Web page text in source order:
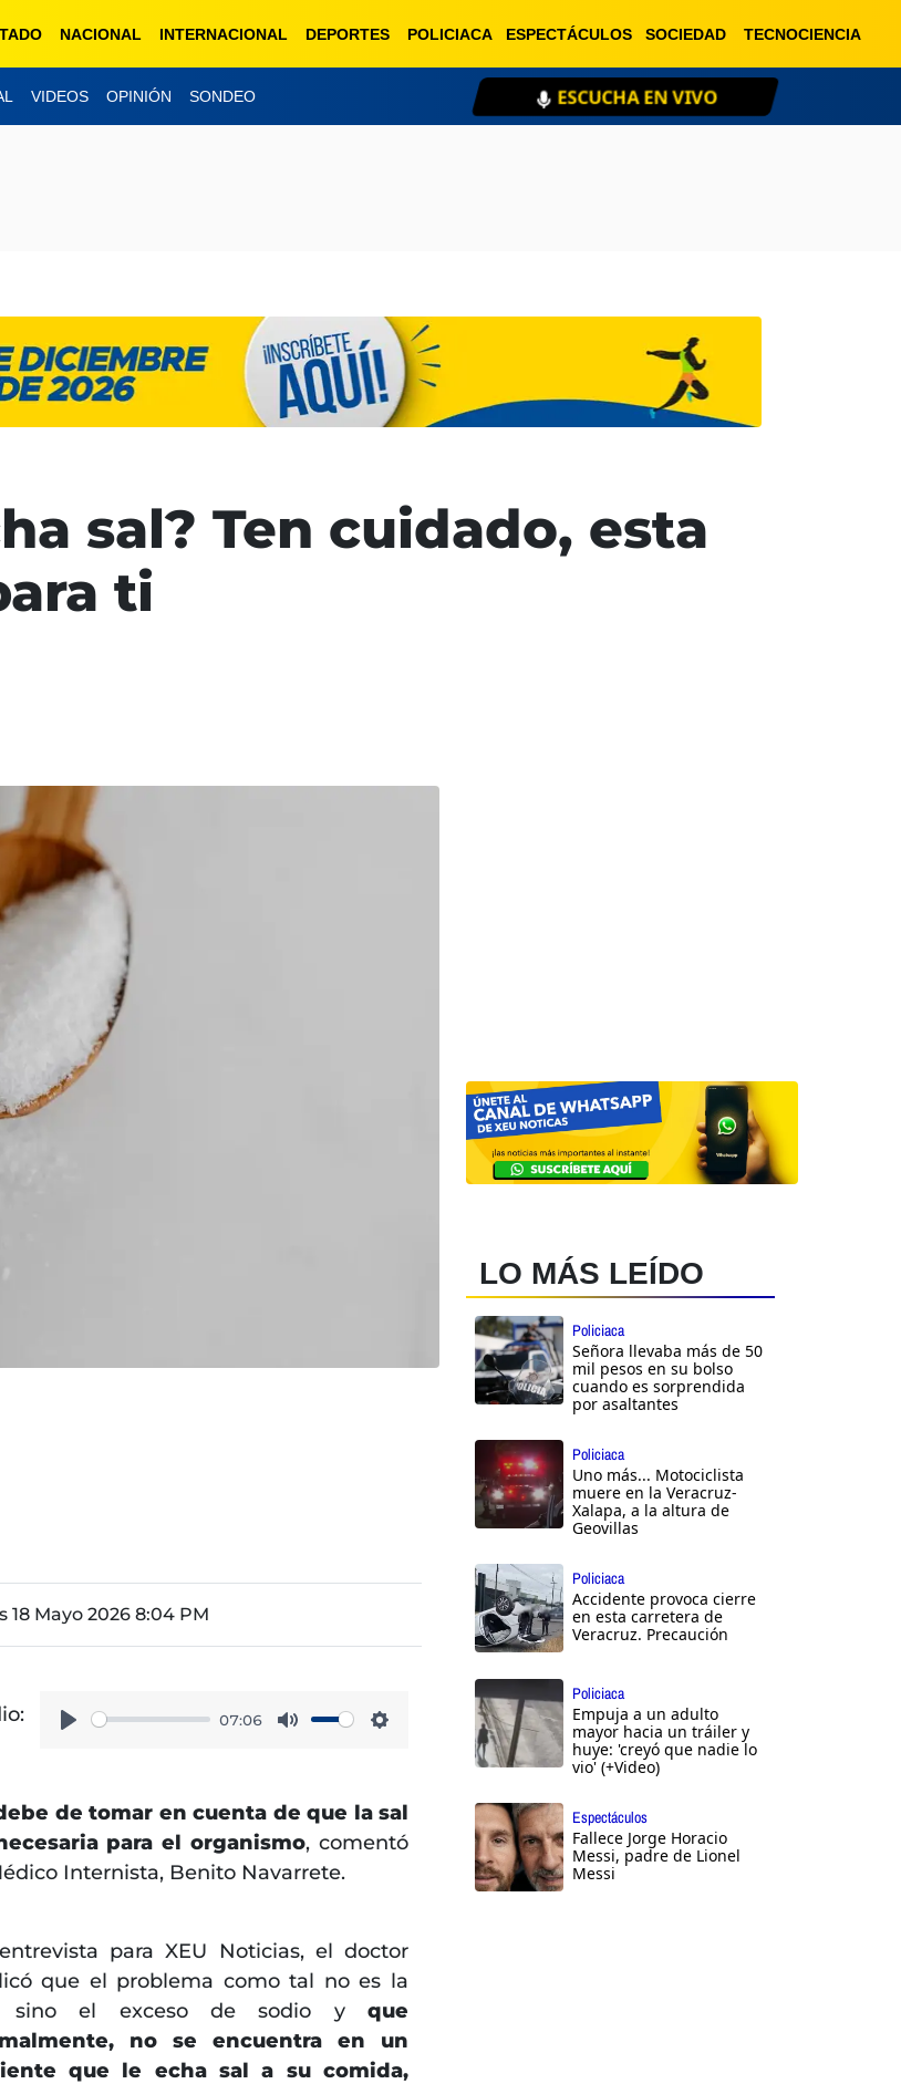
NACIONAL INTERNACIONAL DEPORTES POLICIACA ESPECTÁCULOS SOCIEDAD TECNOCIENCIA
VIDEOS OPINIÓN SONDEO ESCUCHA EN VIVO
sal? Ten cuidado, esta
ti
18 Mayo 2026 8:04 PM
07:06
de tomar en cuenta de que la sal
para el organismo, comentó
Internista, Benito Navarrete.
para XEU Noticias, el doctor
que el problema como tal no es la
sino el exceso de sodio y que
no se encuentra en un
que le echa sal a su comida,
LO MÁS LEÍDO
Policiaca
Señora llevaba más de 50
mil pesos en su bolso
cuando es sorprendida
por asaltantes
Policiaca
Uno más... Motociclista
muere en la Veracruz-
Xalapa, a la altura de
Geovillas
Policiaca
Accidente provoca cierre
en esta carretera de
Veracruz. Precaución
Policiaca
Empuja a un adulto
mayor hacia un tráiler y
huye: 'creyó que nadie lo
vio' (+Video)
Espectáculos
Fallece Jorge Horacio
Messi, padre de Lionel
Messi